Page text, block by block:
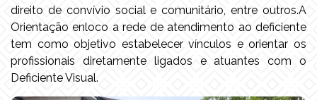
direito de convívio social e comunitário, entre outros.A
Orientação enloco a rede de atendimento ao deficiente
tem como objetivo estabelecer vínculos e orientar os
profissionais diretamente ligados e atuantes com o
Deficiente Visual.